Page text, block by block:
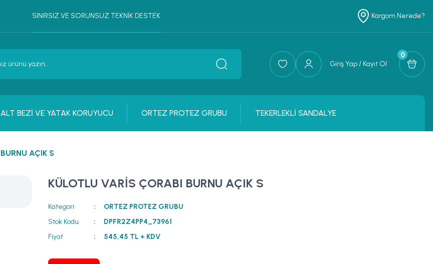
SINIRSIZ VE SORUNSUZ TEKNİK DESTEK Kargom Nerede?
Giriş Yap / Kayıt Ol
0
BEZİ VE YATAK KORUYUCU ORTEZ PROTEZ GRUBU TEKERLEKLİ SANDALYE
AÇIK S
KÜLOTLU VARİS ÇORABI BURNU AÇIK S
Kategori
ORTEZ PROTEZ GRUBU
Stok Kodu
DPFR2Z4PP4_73961
Fiyat
545,45 TL + KDV